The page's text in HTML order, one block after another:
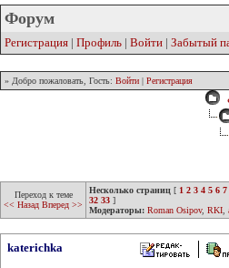
Форум
Регистрация | Профиль | Войти | Забытый
» Добро пожаловать, Гость: Войти | Регистрация
Переход к теме
<< Назад Вперед >>
Несколько страниц [ 1 2 3 4 5 6 7
32 33 ]
Модераторы: Roman Osipov, RKI
katerichka